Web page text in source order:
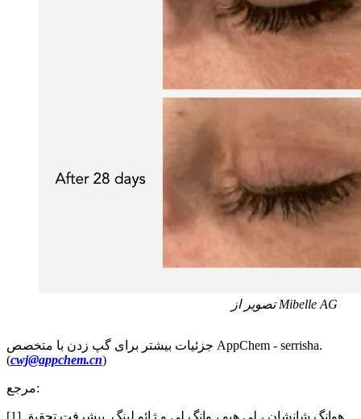
تصویر از Mibelle AG
جزئیات بیشتر برای گپ زدن با متخصص AppChem - serrisha.
(cwj@appchem.cn)
مرجع:
[1] هوانگ شانشان ، لی هیو ، وانگ لی و ژائو لینگ. پیشرفت تحقیق